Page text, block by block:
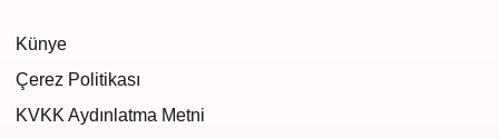
Künye
Çerez Politikası
KVKK Aydınlatma Metni